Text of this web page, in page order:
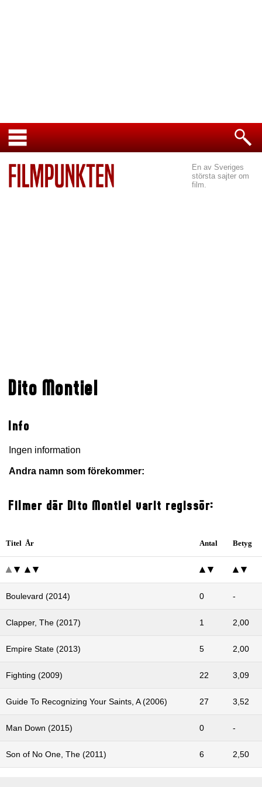
En av Sveriges
största sajter om
film.
Dito Montiel
Info
Ingen information
Andra namn som förekommer:
Filmer där Dito Montiel varit regissör:
Titel År Antal Betyg
Boulevard (2014) 0 -
Clapper, The (2017) 1 2,00
Empire State (2013) 5 2,00
Fighting (2009) 22 3,09
Guide To Recognizing Your Saints, A (2006) 27 3,52
Man Down (2015) 0 -
Son of No One, The (2011) 6 2,50